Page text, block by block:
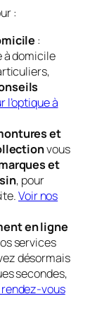
:
:
à domicile
l’optique à
et
vous
et
, pour
Voir nos
en ligne
services
désormais
secondes,
vous